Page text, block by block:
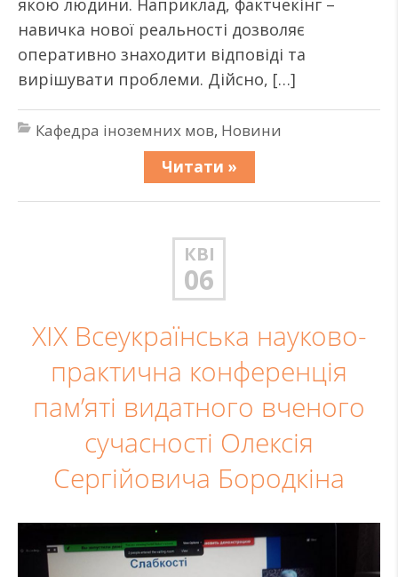
якою людини. Наприклад, фактчекінг –
навичка нової реальності дозволяє
оперативно знаходити відповіді та
вирішувати проблеми. Дійсно, […]
Кафедра іноземних мов, Новини
Читати »
КВІ
06
XIX Всеукраїнська науково-
практична конференція
пам’яті видатного вченого
сучасності Олексія
Сергійовича Бородкіна